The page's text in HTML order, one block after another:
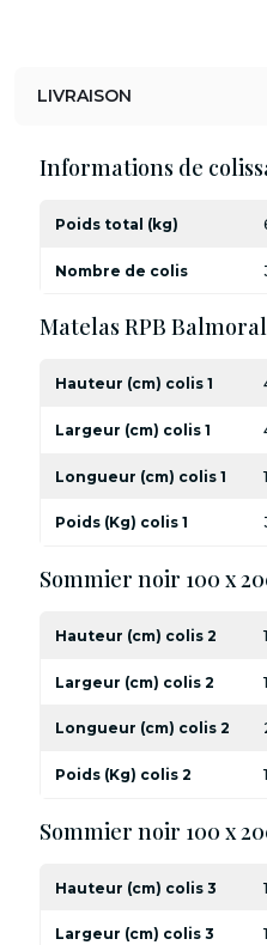
LIVRAISON
Informations de
Poids total (kg)
Nombre de colis
Matelas RPB
Hauteur (cm) colis 1
Largeur (cm) colis 1
Longueur (cm) colis 1
Poids (Kg) colis 1
Sommier noir 100 x
Hauteur (cm) colis 2
Largeur (cm) colis 2
Longueur (cm) colis 2
Poids (Kg) colis 2
Sommier noir 100 x
Hauteur (cm) colis 3
Largeur (cm) colis 3